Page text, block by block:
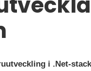
i .Net-